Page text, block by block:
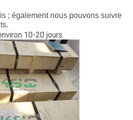
; également nous pouvons suivre
10-20 jours.